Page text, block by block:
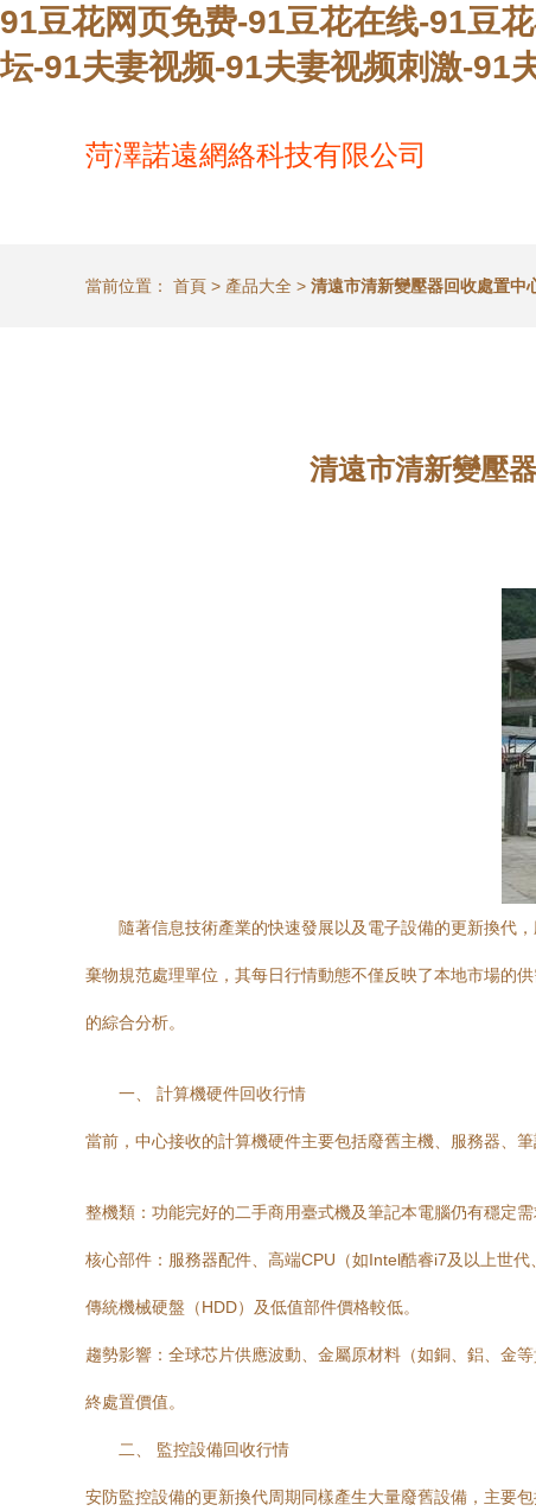
91豆花网页免费-91豆花在线-91豆
坛-91夫妻视频-91夫妻视频刺激-91
菏澤諾遠網絡科技有限公司
當前位置： 首頁 > 產品大全 > 清遠市清新變壓器回收處置中
清遠市清新變壓
隨著信息技術產業的快速發展以及電子設備的更新換代
棄物規范處理單位，其每日行情動態不僅反映了本地市場的
的綜合分析。
一、 計算機硬件回收行情
當前，中心接收的計算機硬件主要包括廢舊主機、服務器、
整機類：功能完好的二手商用臺式機及筆記本電腦仍有穩定
核心部件：服務器配件、高端CPU（如Intel酷睿i7及以上世
傳統機械硬盤（HDD）及低值部件價格較低。
趨勢影響：全球芯片供應波動、金屬原材料（如銅、鋁、金
終處置價值。
二、 監控設備回收行情
安防監控設備的更新換代周期同樣產生大量廢舊設備，主要